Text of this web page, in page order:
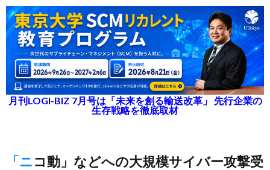
月刊LOGI-BIZ 7月号は「未来を創る輸送改革」 先行企業の
生存戦略を徹底取材
「ニコ動」などへの大規模サイバー攻撃受